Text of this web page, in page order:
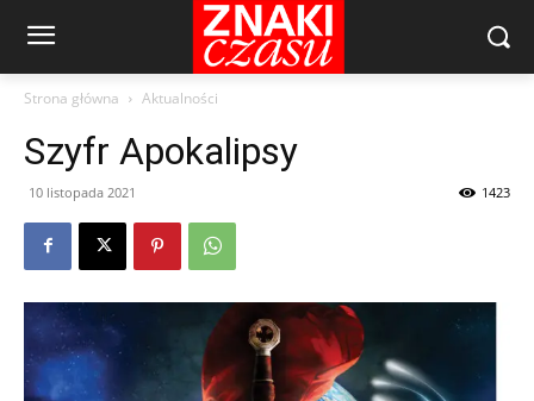
Strona główna Aktualności
Szyfr Apokalipsy
10 listopada 2021 1423